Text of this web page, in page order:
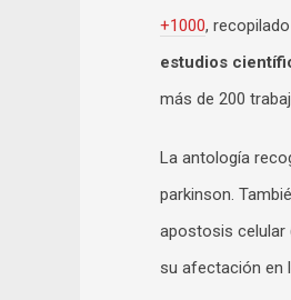
+1000,
estudios
más de 200
La antología
parkinson.
apostosis celular
su afectación en